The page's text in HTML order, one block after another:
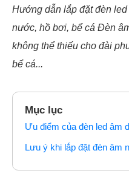
Hướng dẫn lắp đặt đèn
nước, hồ bơi, bể cá Đèn
không thể thiếu cho đài
bể cá...
Mục lục
Ưu điểm của đèn led âm
Lưu ý khi lắp đặt đèn âm